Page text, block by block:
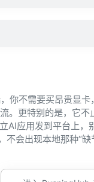
你不需要买昂贵显
。更特别的是，它
AI应用发到平台上
会出现本地那种“缺